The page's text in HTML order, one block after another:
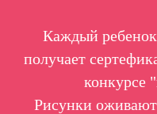
Каждый
получает
конкурсе
Рисунки